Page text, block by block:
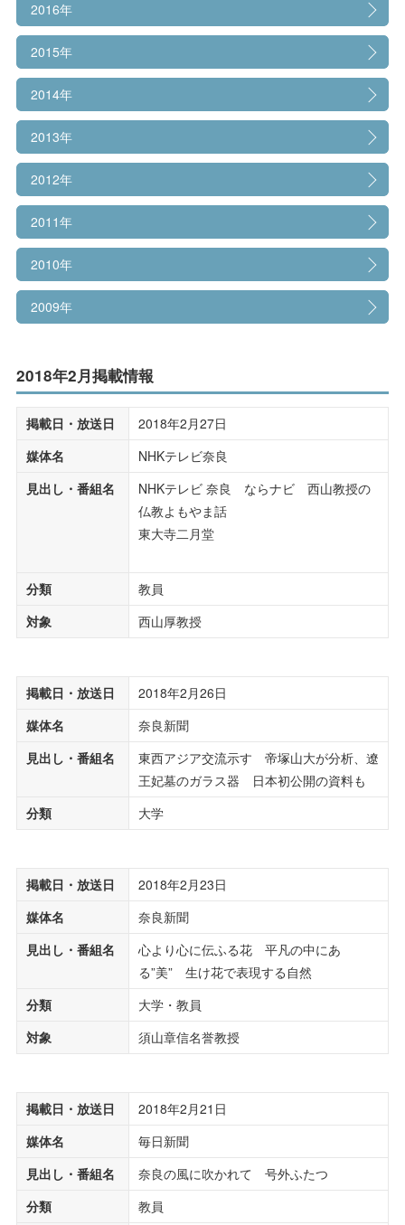
情報公開
大学広報
2016年
2015年
2014年
2013年
2012年
2011年
2010年
2009年
2018年2月掲載情報
掲載日・放送日
2018年2月27日
媒体名
NHKテレビ奈良
見出し・番組名
NHKテレビ 奈良 ならナビ 西山教授の
仏教よもやま話
東大寺二月堂
分類
教員
対象
西山厚教授
掲載日・放送日
2018年2月26日
媒体名
奈良新聞
見出し・番組名
東西アジア交流示す 帝塚山大が分析、遼
王妃墓のガラス器 日本初公開の資料も
分類
大学
掲載日・放送日
2018年2月23日
媒体名
奈良新聞
見出し・番組名
心より心に伝ふる花 平凡の中にあ
る”美” 生け花で表現する自然
分類
大学・教員
対象
須山章信名誉教授
掲載日・放送日
2018年2月21日
媒体名
毎日新聞
見出し・番組名
奈良の風に吹かれて 号外ふたつ
分類
教員